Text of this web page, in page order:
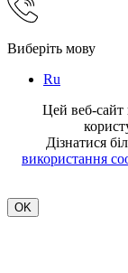
Виберіть мову
Ru
Цей веб-
Дізнатися
використання
OK